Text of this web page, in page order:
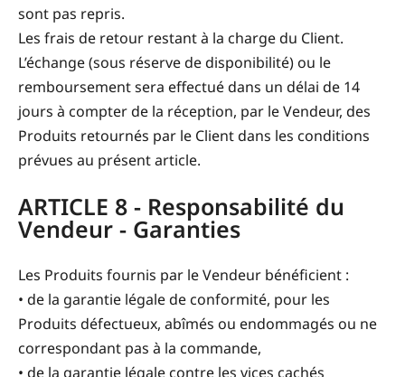
sont pas repris.
Les frais de retour restant à la charge du Client.
L’échange (sous réserve de disponibilité) ou le
remboursement sera effectué dans un délai de 14
jours à compter de la réception, par le Vendeur, des
Produits retournés par le Client dans les conditions
prévues au présent article.
ARTICLE 8 - Responsabilité du
Vendeur - Garanties
Les Produits fournis par le Vendeur bénéficient :
• de la garantie légale de conformité, pour les
Produits défectueux, abîmés ou endommagés ou ne
correspondant pas à la commande,
• de la garantie légale contre les vices cachés